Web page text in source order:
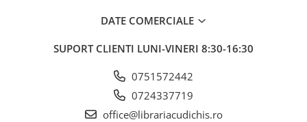
DATE COMERCIALE
SUPORT CLIENTI LUNI-VINERI 8:30-16:30
0751572442
0724337719
office@librariacudichis.ro